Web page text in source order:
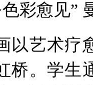
彩愈见”
艺术疗
桥。学生